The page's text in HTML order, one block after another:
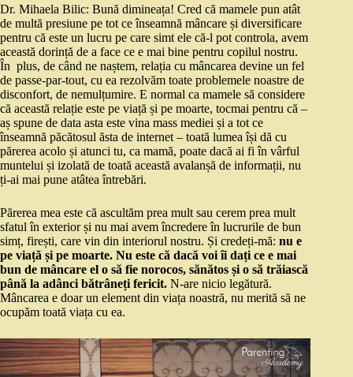
Dr. Mihaela Bilic: Bună dimineața! Cred că mamele pun atât
de multă presiune pe tot ce înseamnă mâncare și diversificare
pentru că este un lucru pe care simt ele că-l pot controla, avem
această dorință de a face ce e mai bine pentru copilul nostru.
În plus, de când ne naștem, relația cu mâncarea devine un fel
de passe-par-tout, cu ea rezolvăm toate problemele noastre de
disconfort, de nemulțumire. E normal ca mamele să considere
că această relație este pe viață și pe moarte, tocmai pentru că –
aș spune de data asta este vina mass mediei și a tot ce
înseamnă păcătosul ăsta de internet – toată lumea își dă cu
părerea acolo și atunci tu, ca mamă, poate dacă ai fi în vârful
muntelui și izolată de toată această avalanșă de informații, nu
ți-ai mai pune atâtea întrebări.
Părerea mea este că ascultăm prea mult sau cerem prea mult
sfatul în exterior și nu mai avem încredere în lucrurile de bun
simț, firești, care vin din interiorul nostru. Și credeți-mă: nu e
pe viață și pe moarte. Nu este că dacă voi îi dați ce e mai
bun de mâncare el o să fie norocos, sănătos și o să trăiască
până la adânci bătrâneți fericit. N-are nicio legătură.
Mâncarea e doar un element din viața noastră, nu merită să ne
ocupăm toată viața cu ea.